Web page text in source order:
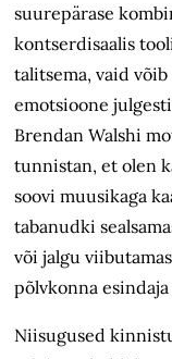
suurepärase
kontserdisaalis
talitsema, vaid
emotsioone
Brendan Walshi
tunnistan, et olen
soovi muusikaga
tabanudki
või jalgu
põlvkonna esindaja
Niisugused